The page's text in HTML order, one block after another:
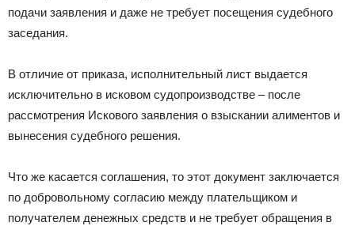
подачи заявления и даже не требует посещения судебного
заседания.
В отличие от приказа, исполнительный лист выдается
исключительно в исковом судопроизводстве – после
рассмотрения Искового заявления о взыскании алиментов и
вынесения судебного решения.
Что же касается соглашения, то этот документ заключается
по добровольному согласию между плательщиком и
получателем денежных средств и не требует обращения в